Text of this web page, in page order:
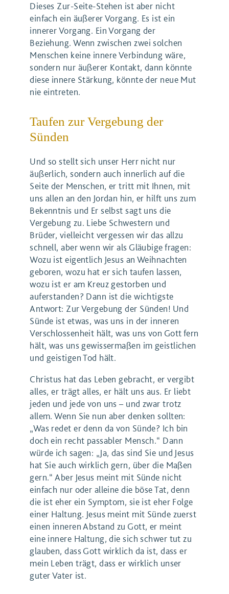
Dieses Zur-Seite-Stehen ist aber nicht
einfach ein äußerer Vorgang. Es ist ein
innerer Vorgang. Ein Vorgang der
Beziehung. Wenn zwischen zwei solchen
Menschen keine innere Verbindung wäre,
sondern nur äußerer Kontakt, dann könnte
diese innere Stärkung, könnte der neue Mut
nie eintreten.
Taufen zur Vergebung der
Sünden
Und so stellt sich unser Herr nicht nur
äußerlich, sondern auch innerlich auf die
Seite der Menschen, er tritt mit Ihnen, mit
uns allen an den Jordan hin, er hilft uns zum
Bekenntnis und Er selbst sagt uns die
Vergebung zu. Liebe Schwestern und
Brüder, vielleicht vergessen wir das allzu
schnell, aber wenn wir als Gläubige fragen:
Wozu ist eigentlich Jesus an Weihnachten
geboren, wozu hat er sich taufen lassen,
wozu ist er am Kreuz gestorben und
auferstanden? Dann ist die wichtigste
Antwort: Zur Vergebung der Sünden! Und
Sünde ist etwas, was uns in der inneren
Verschlossenheit hält, was uns von Gott fern
hält, was uns gewissermaßen im geistlichen
und geistigen Tod hält.
Christus hat das Leben gebracht, er vergibt
alles, er trägt alles, er hält uns aus. Er liebt
jeden und jede von uns – und zwar trotz
allem. Wenn Sie nun aber denken sollten:
„Was redet er denn da von Sünde? Ich bin
doch ein recht passabler Mensch.“ Dann
würde ich sagen: „Ja, das sind Sie und Jesus
hat Sie auch wirklich gern, über die Maßen
gern.“ Aber Jesus meint mit Sünde nicht
einfach nur oder alleine die böse Tat, denn
die ist eher ein Symptom, sie ist eher Folge
einer Haltung. Jesus meint mit Sünde zuerst
einen inneren Abstand zu Gott, er meint
eine innere Haltung, die sich schwer tut zu
glauben, dass Gott wirklich da ist, dass er
mein Leben trägt, dass er wirklich unser
guter Vater ist.